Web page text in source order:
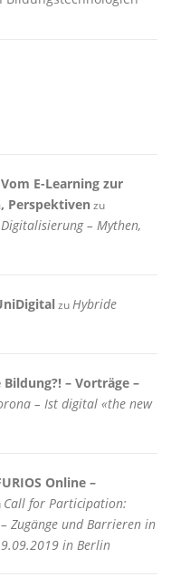
E-Learning zur
Perspektiven zu
– Mythen,
zuHybride
– Vorträge –
– Ist digital «the new
Online –
Call for Participation:
Zugänge und Barrieren in
in Berlin